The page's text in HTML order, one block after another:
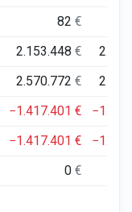
82€
2.153.448€
2.570.772€
−1.417.401€
−1.417.401€
0€